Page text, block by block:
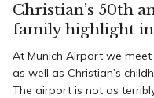
Christian’s 50th
family highlight in
At Munich Airport we
as well as Christian’s
The airport is not as